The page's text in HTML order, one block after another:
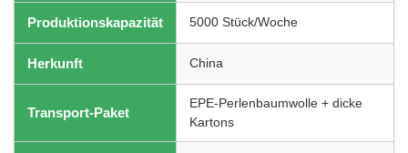
Produktionskapazität 5000 Stück/Woche
Herkunft China
Transport-Paket
EPE-Perlenbaumwolle + dicke
Kartons